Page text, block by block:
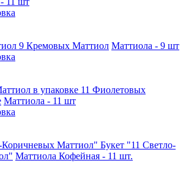
9 Кремовых Маттиол Маттиола - 9 шт
11 Фиолетовых
Маттиола - 11 шт
Букет "11 Светло-
Маттиола Кофейная - 11 шт.